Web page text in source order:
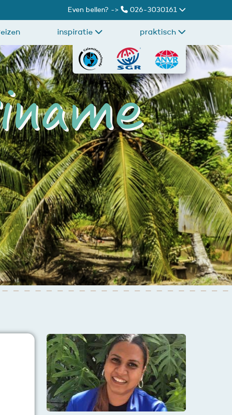
Even bellen? -> 026-3030161
inspiratie praktisch